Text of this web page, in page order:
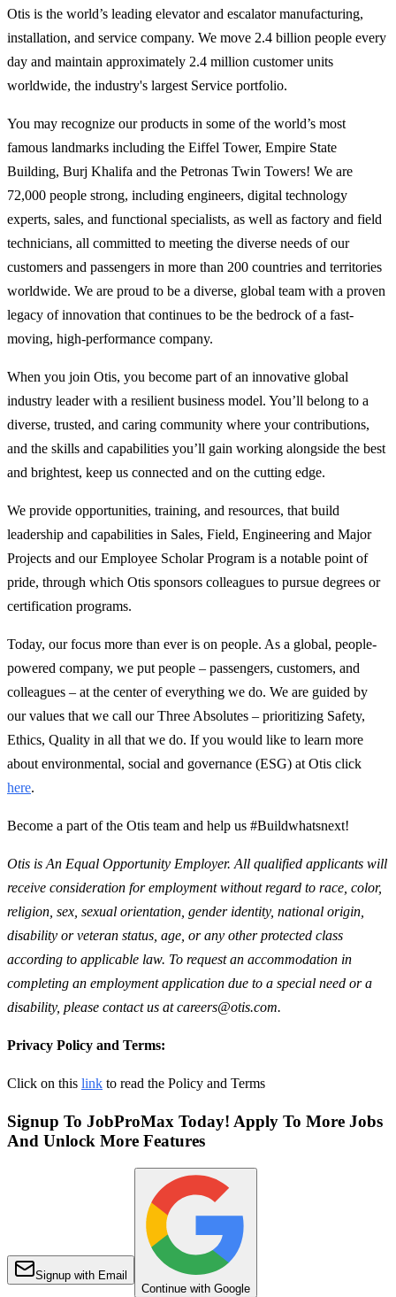
Otis is the world’s leading elevator and escalator manufacturing,
installation, and service company. We move 2.4 billion people every
day and maintain approximately 2.4 million customer units
worldwide, the industry's largest Service portfolio.
You may recognize our products in some of the world’s most
famous landmarks including the Eiffel Tower, Empire State
Building, Burj Khalifa and the Petronas Twin Towers! We are
72,000 people strong, including engineers, digital technology
experts, sales, and functional specialists, as well as factory and field
technicians, all committed to meeting the diverse needs of our
customers and passengers in more than 200 countries and territories
worldwide. We are proud to be a diverse, global team with a proven
legacy of innovation that continues to be the bedrock of a fast-
moving, high-performance company.
When you join Otis, you become part of an innovative global
industry leader with a resilient business model. You’ll belong to a
diverse, trusted, and caring community where your contributions,
and the skills and capabilities you’ll gain working alongside the best
and brightest, keep us connected and on the cutting edge.
We provide opportunities, training, and resources, that build
leadership and capabilities in Sales, Field, Engineering and Major
Projects and our Employee Scholar Program is a notable point of
pride, through which Otis sponsors colleagues to pursue degrees or
certification programs.
Today, our focus more than ever is on people. As a global, people-
powered company, we put people – passengers, customers, and
colleagues – at the center of everything we do. We are guided by
our values that we call our Three Absolutes – prioritizing Safety,
Ethics, Quality in all that we do. If you would like to learn more
about environmental, social and governance (ESG) at Otis click
here.
Become a part of the Otis team and help us #Buildwhatsnext!
Otis is An Equal Opportunity Employer. All qualified applicants will
receive consideration for employment without regard to race, color,
religion, sex, sexual orientation, gender identity, national origin,
disability or veteran status, age, or any other protected class
according to applicable law. To request an accommodation in
completing an employment application due to a special need or a
disability, please contact us at careers@otis.com.
Privacy Policy and Terms:
Click on this link to read the Policy and Terms
Signup To JobProMax Today! Apply To More Jobs
And Unlock More Features
Signup with Email
Continue with Google